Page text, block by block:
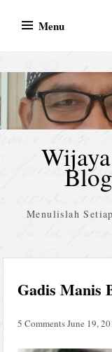
Menu
Menulislah
Gadis Manis
5 CommentsJune 19,